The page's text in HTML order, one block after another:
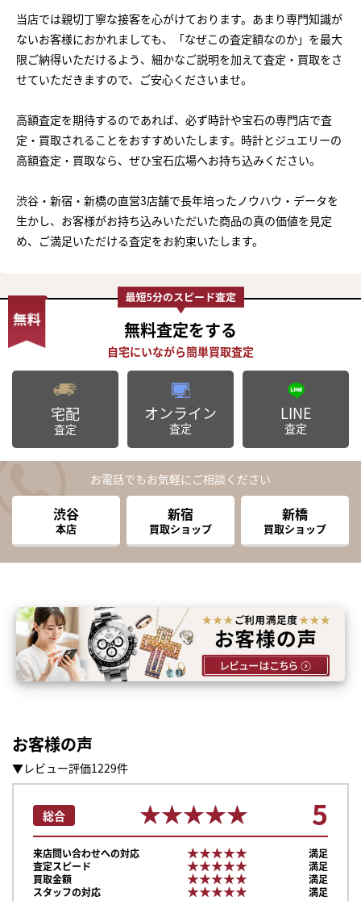
当店では親切丁寧な接客を心がけております。あまり専門知識が
ないお客様におかれましても、「なぜこの査定額なのか」を最大
限ご納得いただけるよう、細かなご説明を加えて査定・買取をさ
せていただきますので、ご安心くださいませ。
高額査定を期待するのであれば、必ず時計や宝石の専門店で査
定・買取されることをおすすめいたします。時計とジュエリーの
高額査定・買取なら、ぜひ宝石広場へお持ち込みください。
渋谷・新宿・新橋の直営3店舗で長年培ったノウハウ・データを
生かし、お客様がお持ち込みいただいた商品の真の価値を見定
め、ご満足いただける査定をお約束いたします。
無料査定をする
宅配
査定
オンライン
査定
LINE
査定
お電話でもお気軽にご相談ください
渋谷
本店
新宿
買取ショップ
新橋
買取ショップ
お客様の声
▼レビュー評価1229件
総合 ★★★★★
★★★★★ 5
来店問い合わせへの対応 ★★★★★
★★★★★
満足
査定スピード
★★★★★
★★★★★
満足
買取金額
★★★★★
★★★★★
満足
スタッフの対応
★★★★★
★★★★★ 満足